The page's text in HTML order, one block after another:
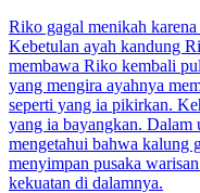
Riko gagal menikah
Kebetulan ayah kandung
membawa Riko kembali
yang mengira ayahnya
seperti yang ia pikirkan.
yang ia bayangkan. Dalam
mengetahui bahwa kalung
menyimpan pusaka
kekuatan di dalamnya.